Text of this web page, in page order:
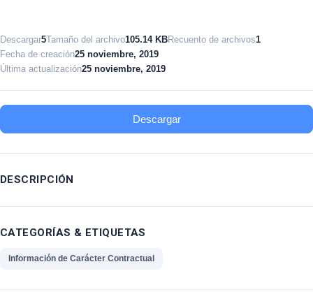
Descargar5Tamaño del archivo105.14 KBRecuento de archivos1
Fecha de creación25 noviembre, 2019
Última actualización25 noviembre, 2019
Descargar
DESCRIPCIÓN
CATEGORÍAS & ETIQUETAS
Información de Carácter Contractual